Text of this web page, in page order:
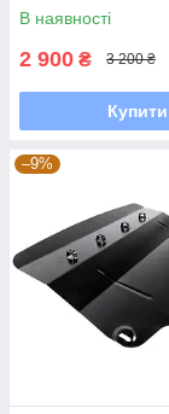
В наявності
2 900 ₴ 3 200 ₴
Купити
–9%